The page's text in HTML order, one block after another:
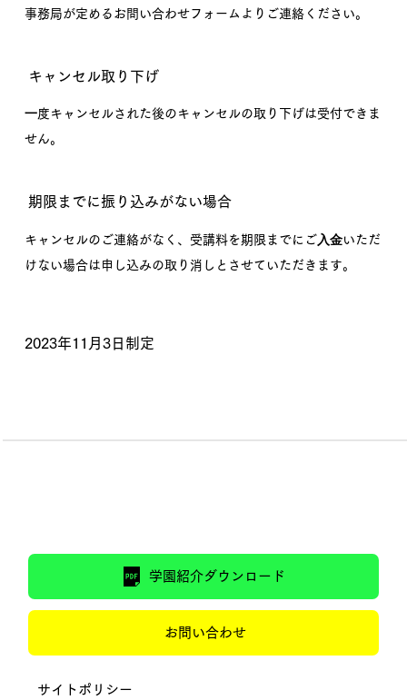
⼀度キャンセルされた後のキャンセルの取り下げは受付できま
せん。
キャンセル取り下げ
事務局が定めるお問い合わせフォームよりご連絡ください。
期限までに振り込みがない場合
キャンセルのご連絡がなく、受講料を期限までにご⼊⾦いただ
けない場合は申し込みの取り消しとさせていただきます。
2023年11月3日制定
学園紹介ダウンロード
お問い合わせ
サイトポリシー